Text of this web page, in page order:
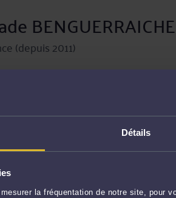
Détails
la fréquentation de notre site, pour
BENGUERRAICHE
(depuis 2011)
BENGUERRAICHE met ses
d'appel, Procédure civile et Droit
et la réactivité indispensables à
à Me BENGUERRAICHE, vous
confidentialité dans le traitement de